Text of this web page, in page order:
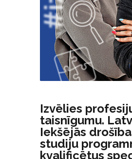
Izvēlies
taisnīgumu.
Iekšējās
studiju
kvalificētus